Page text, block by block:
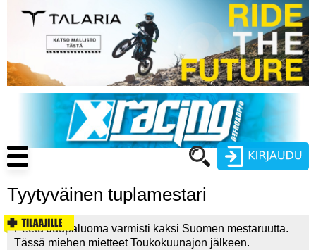
pääsisältöön
Käyttäjätunnus
Salasana
Main
navigation
ENDURO
Tyytyväinen tuplamestari
Peetu Juupaluoma varmisti kaksi Suomen mestaruutta.
Tässä miehen mietteet Toukokuunajon jälkeen.